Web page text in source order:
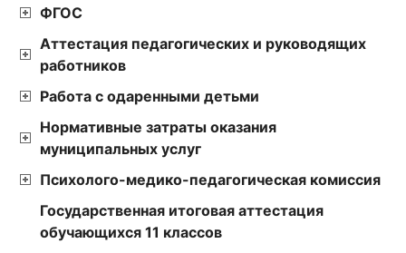
ФГОС
Аттестация педагогических и руководящих
работников
Работа с одаренными детьми
Нормативные затраты оказания
муниципальных услуг
Психолого-медико-педагогическая комиссия
Государственная итоговая аттестация
обучающихся 11 классов